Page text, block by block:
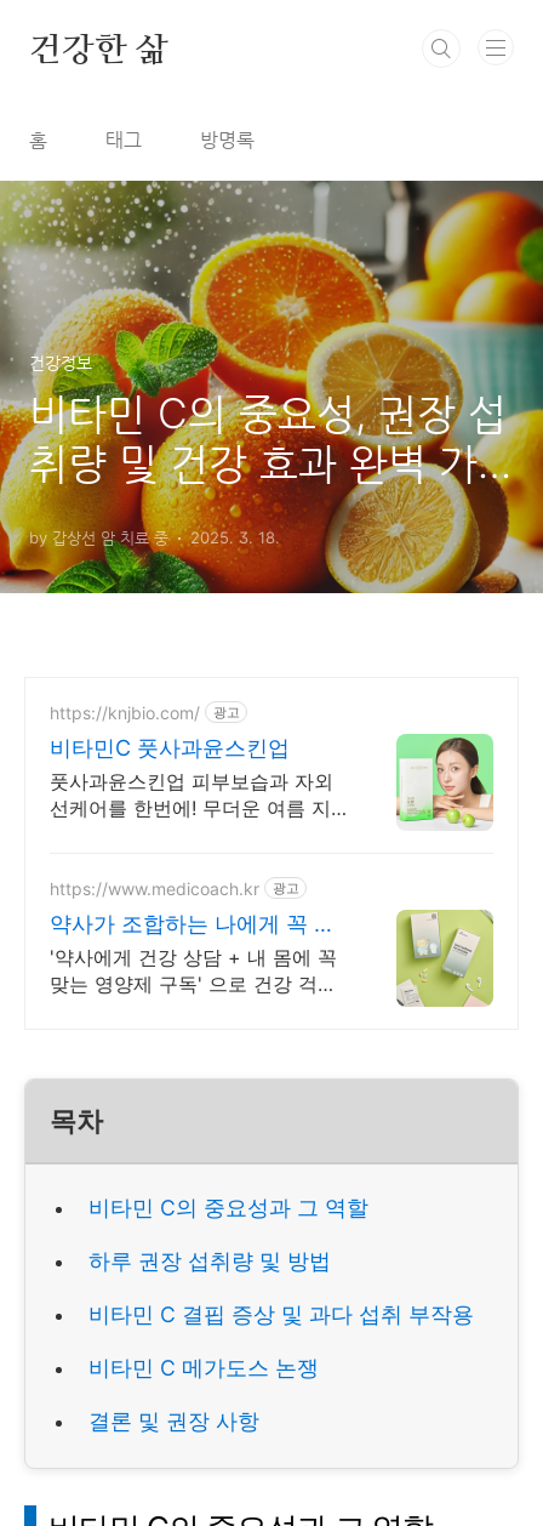
건강한 삶
홈 태그 방명록
건강정보
비타민 C의 중요성, 권장 섭
취량 및 건강 효과 완벽 가
이드
by 갑상선 암 치료 중 2025. 3. 18.
https://knjbio.com/ 광고
비타민C 풋사과윤스킨업
풋사과윤스킨업 피부보습과 자외
선케어를 한번에! 무더운 여름 지
https://www.medicoach.kr 광고
약사가 조합하는 나에게 꼭 맞
는 맞춤형 영양제.
'약사에게 건강 상담 + 내 몸에 꼭
맞는 영양제 구독' 으로 건강 걱정
목차
비타민 C의 중요성과 그 역할
하루 권장 섭취량 및 방법
비타민 C 결핍 증상 및 과다 섭취 부작용
비타민 C 메가도스 논쟁
결론 및 권장 사항